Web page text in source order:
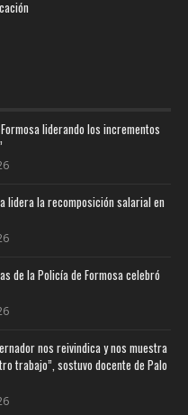
liderando los incrementos
lidera la recomposición salarial en
de la Policía de Formosa celebró
nos reivindica y nos muestra
trabajo”, sostuvo docente de Palo